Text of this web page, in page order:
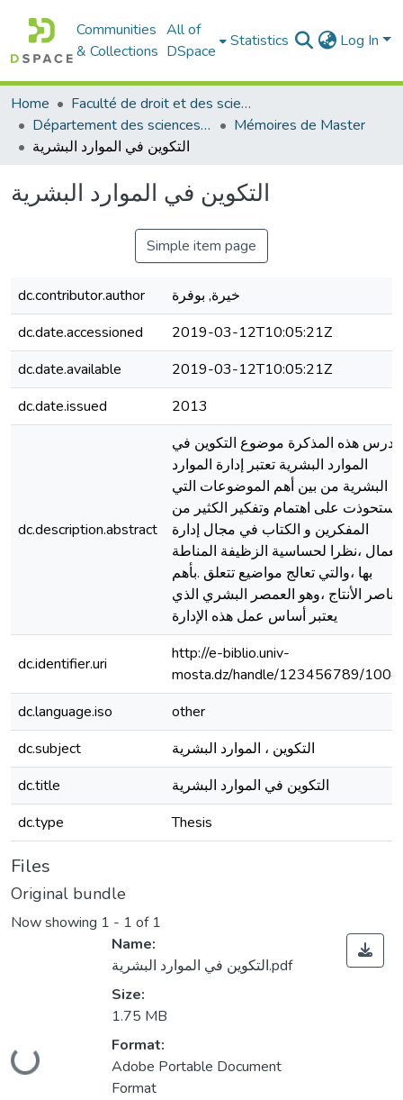
Communities
& Collections
All of
DSpace
Statistics Log In
Home
Faculté de droit et des sciences politiques
Département des sciences politiques
Mémoires de Master
التكوين في الموارد البشرية
التكوين في الموارد البشرية
Simple item page
dc.contributor.author
خيرة, بوفرة
dc.date.accessioned
2019-03-12T10:05:21Z
dc.date.available
2019-03-12T10:05:21Z
dc.date.issued
2013
dc.description.abstract
تدرس هذه المذكرة موضوع التكوين في
الموارد البشرية تعتبر إدارة الموارد
البشرية من بين أهم الموضوعات التي
استحوذت على اهتمام وتفكير الكثير من
المفكرين و الكتاب في مجال إدارة
العمال ،نظرا لحساسية الزظيفة المناطة
بها ،والتي تعالج مواضيع تتعلق .بأهم
عناصر الأنتاج ،وهو العمصر البشري الذي
يعتبر أساس عمل هذه الإدارة
dc.identifier.uri
http://e-biblio.univ-
mosta.dz/handle/123456789/
dc.language.iso
other
dc.subject
التكوين ، الموارد البشرية
dc.title
التكوين في الموارد البشرية
dc.type
Thesis
Files
Original bundle
Now showing 1 - 1 of 1
Loading...
Name:
التكوين في الموارد البشرية.pdf
Size:
1.75 MB
Format:
Adobe Portable Document
Format